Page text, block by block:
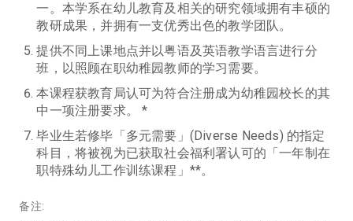
一。本学系在幼儿教育及相关的研究领域拥有丰硕的
教研成果，并拥有一支优秀出色的教学团队。
提供不同上课地点并以粤语及英语教学语言进行分
班，以照顾在职幼稚园教师的学习需要。
本课程获教育局认可为符合注册成为幼稚园校长的其
中一项注册要求。 *
毕业生若修毕「多元需要」(Diverse Needs) 的指定
科目，将被视为已获取社会福利署认可的「一年制在
职特殊幼儿工作训练课程」**。
备注: